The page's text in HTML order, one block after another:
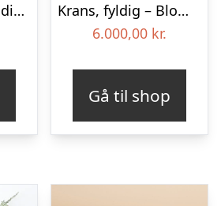
Krans, stor og fyldig – Blomster til begravelse
Krans, fyldig – Blomster til begravelse
6.000,00 kr.
Gå til shop